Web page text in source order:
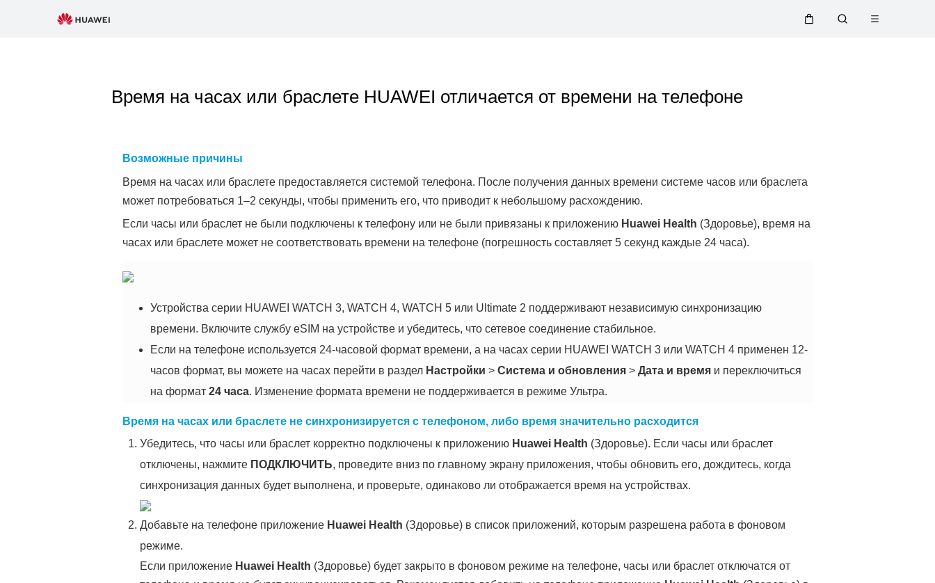
Открыть
Время на часах или браслете HUAWEI отличается от времени на телефоне
Возможные причины
Время на часах или браслете предоставляется системой телефона. После получения данных времени системе часов или браслета
может потребоваться 1–2 секунды, чтобы применить его, что приводит к небольшому расхождению.
Если часы или браслет не были подключены к телефону или не были привязаны к приложению Huawei Health (Здоровье), время на
часах или браслете может не соответствовать времени на телефоне (погрешность составляет 5 секунд каждые 24 часа).
Устройства серии HUAWEI WATCH 3, WATCH 4, WATCH 5 или Ultimate 2 поддерживают независимую синхронизацию
времени. Включите службу eSIM на устройстве и убедитесь, что сетевое соединение стабильное.
Если на телефоне используется 24-часовой формат времени, а на часах серии HUAWEI WATCH 3 или WATCH 4 применен 12-
часов формат, вы можете на часах перейти в раздел Настройки > Система и обновления> Дата и времяи переключиться
на формат 24 часа. Изменение формата времени не поддерживается в режиме Ультра.
Время на часах или браслете не синхронизируется с телефоном, либо время значительно расходится
Убедитесь, что часы или браслет корректно подключены к приложению Huawei Health (Здоровье). Если часы или браслет
отключены, нажмите ПОДКЛЮЧИТЬ, проведите вниз по главному экрану приложения, чтобы обновить его, дождитесь, когда
синхронизация данных будет выполнена, и проверьте, одинаково ли отображается время на устройствах.
Добавьте на телефоне приложение Huawei Health (Здоровье) в список приложений, которым разрешена работа в фоновом
режиме.
Если приложение Huawei Health (Здоровье) будет закрыто в фоновом режиме на телефоне, часы или браслет отключатся от